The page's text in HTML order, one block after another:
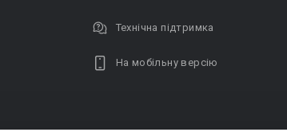
Технічна підтримка
На мобільну версію